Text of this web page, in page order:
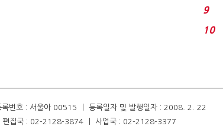
9
10
번호 : 서울아 00515 ㅣ 등록일자 및 발행일자 : 2008. 2. 22
편집국 : 02-2128-3874 ㅣ 사업국 : 02-2128-3377